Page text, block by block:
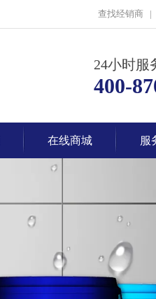
24小时服
400-
查找经销商 |
在线商城 服